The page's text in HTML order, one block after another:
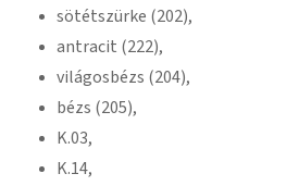
sötétszürke (202),
antracit (222),
világosbézs (204),
bézs (205),
K.03,
K.14,